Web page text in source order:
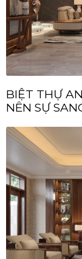
BIỆT THỰ
NÊN SỰ